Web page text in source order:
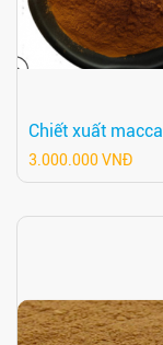
Chiết xuất macca
3.000.000 VNĐ